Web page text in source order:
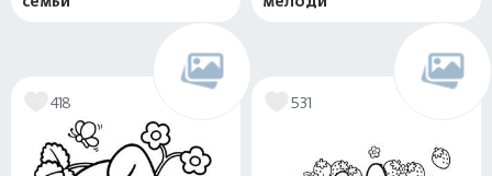
418 531